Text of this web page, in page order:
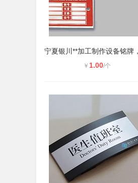
￥ 1.00/个